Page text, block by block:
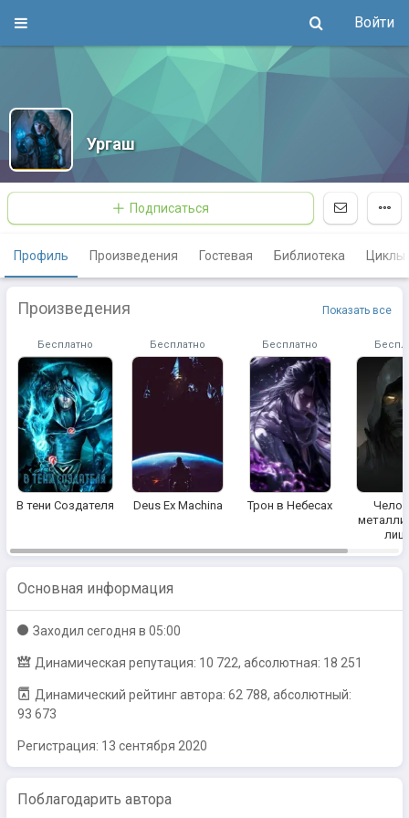
Войти
Ургаш
Подписаться
Профиль Произведения Гостевая Библиотека Циклы
Произведения Показать все
Бесплатно
В тени Создателя
Бесплатно
Deus Ex Machina
Бесплатно
Трон в Небесах
Основная информация
Заходил сегодня в 05:00
Динамическая репутация: 10 722, абсолютная: 18 251
Динамический рейтинг автора: 62 788, абсолютный:
93 673
Регистрация: 13 сентября 2020
Поблагодарить автора